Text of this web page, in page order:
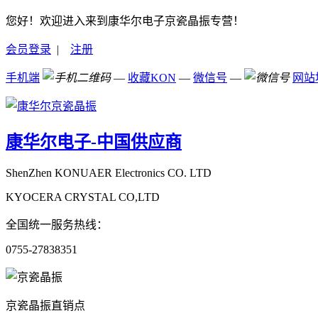
您好！欢迎进入来到康华尔电子京瓷晶振专营！
会员登录 | 注册
手机端 — 收藏KON — 微信号 — 网
康华尔电子-中国供应商
ShenZhen KONUAER Electronics CO. LTD
KYOCERA CRYSTAL CO,LTD
全国统一服务热线：
0755-27838351
京瓷晶振直销点